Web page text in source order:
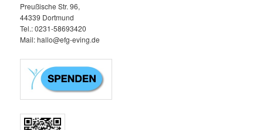
Preußische Str. 96,
44339 Dortmund
Tel.: 0231-58693420‬
Mail: hallo@efg-eving.de